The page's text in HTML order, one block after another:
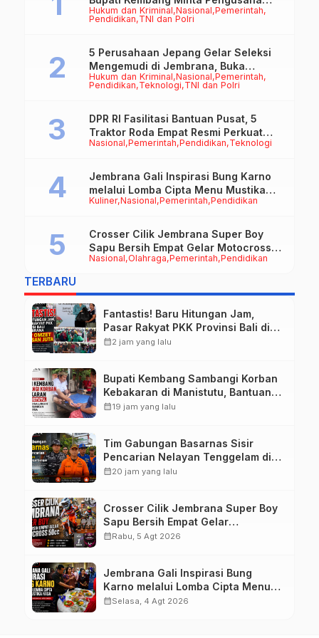
Hukum dan Kriminal Nasional Pemerintah
Pendidikan TNI dan Polri
Jadi Motor Penggerak Ekonomi
Hukum dan Kriminal Nasional Pemerintah
Pendidikan Teknologi TNI dan Polri
5 Perusahaan Jepang Gelar Seleksi
Mengemudi di Jembrana, Buka
Peluang Kerja bagi Calon PMI
Nasional Pemerintah Pendidikan Teknologi
DPR RI Fasilitasi Bantuan Pusat, 5
Traktor Roda Empat Resmi Perkuat
Mekanisasi Pertanian Jembrana
Kuliner Nasional Pemerintah Pendidikan
Jembrana Gali Inspirasi Bung Karno
melalui Lomba Cipta Menu Mustika
Rasa
Nasional Olahraga Pemerintah Pendidikan
Crosser Cilik Jembrana Super Boy
Sapu Bersih Empat Gelar Motocross
50cc
TERBARU
Fantastis! Baru Hitungan Jam,
Pasar Rakyat PKK Provinsi Bali di
Jembrana Raup Omzet Ratusan
calendar_month2 jam yang lalu
Bupati Kembang Sambangi Korban
Kebakaran di Manistutu, Bantuan
Disalurkan untuk Ringankan Beban
calendar_month19 jam yang lalu
Tim Gabungan Basarnas Sisir
Pencarian Nelayan Tenggelam di
Perairan Pantai Pengambengan
calendar_month20 jam yang lalu
Crosser Cilik Jembrana Super Boy
Sapu Bersih Empat Gelar
Motocross 50cc
calendar_monthRabu, 5 Agt 2026
Jembrana Gali Inspirasi Bung
Karno melalui Lomba Cipta Menu
Mustika Rasa
calendar_monthSelasa, 4 Agt 2026